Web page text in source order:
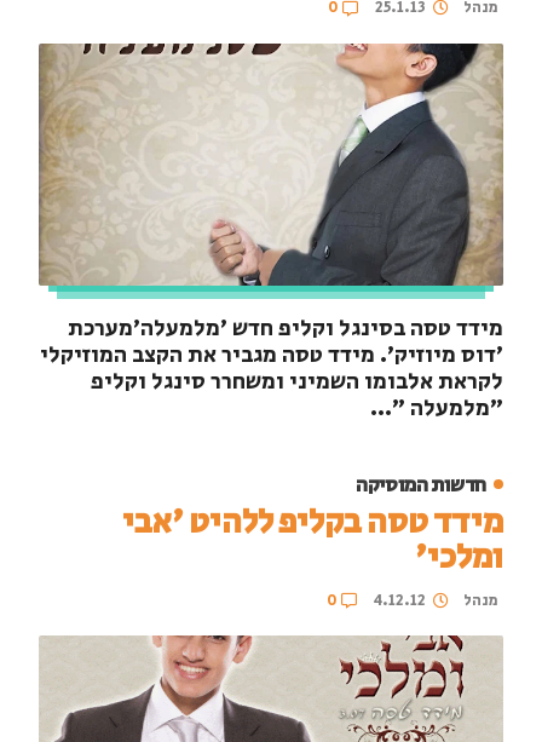
מנהל 25.1.13
0
מידד טסה בסינגל וקליפ חדש 'מלמעלה'מערכת
'דוס מיוזיק'. מידד טסה מגביר את הקצב המוזיקלי
לקראת אלבומו השמיני ומשחרר סינגל וקליפ
"מלמעלה "...
חדשות המוסיקה
מידד טסה בקליפ ללהיט 'אבי
ומלכי'
מנהל 4.12.12
0